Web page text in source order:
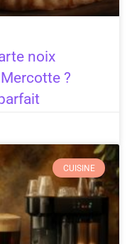
noix
?
CUISINE